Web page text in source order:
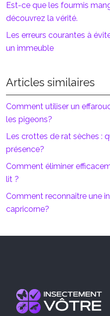
Est-ce que les fourmis
découvrez la vérité.
Les erreurs courantes à
un immeuble
Articles similaires
Comment utiliser un
les pigeons?
Les crottes de rat sèches :
présence?
Comment éliminer
lit ?
Comment reconnaître une
capricorne?